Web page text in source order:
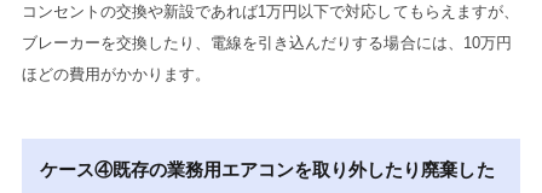
コンセントの交換や新設であれば1万円以下で対応してもらえますが、
ブレーカーを交換したり、電線を引き込んだりする場合には、10万円
ほどの費用がかかります。
ケース④既存の業務用エアコンを取り外したり廃棄した